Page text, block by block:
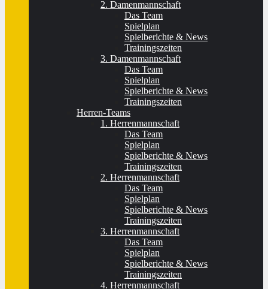
2. Damenmannschaft
Das Team
Spielplan
Spielberichte & News
Trainingszeiten
3. Damenmannschaft
Das Team
Spielplan
Spielberichte & News
Trainingszeiten
Herren-Teams
1. Herrenmannschaft
Das Team
Spielplan
Spielberichte & News
Trainingszeiten
2. Herrenmannschaft
Das Team
Spielplan
Spielberichte & News
Trainingszeiten
3. Herrenmannschaft
Das Team
Spielplan
Spielberichte & News
Trainingszeiten
4. Herrenmannschaft